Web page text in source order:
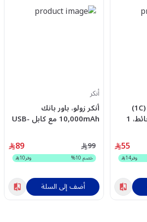
أنكر شاحن 30 واط (1C)
الإصدار 1، شاحن حائط، 1
55
وفر14
أنكر
أنكر زولو، باور بانك
10,000mAh مع كابل USB-
C مدمج، أسود –
A110DH11
89 99
خصم10
% وفر10
أضف إلى السلة